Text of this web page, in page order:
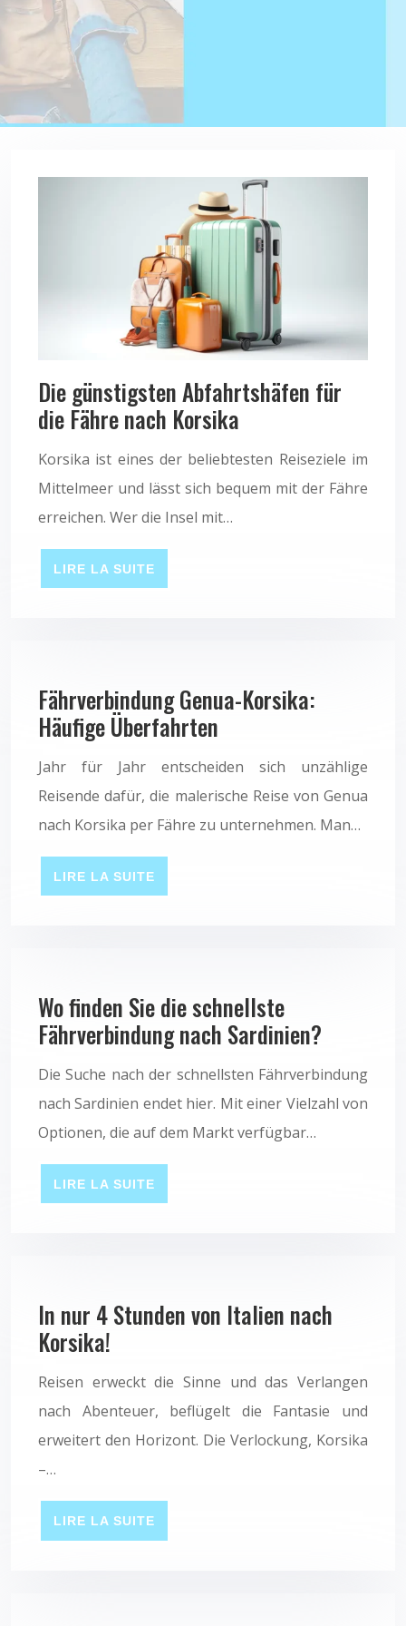
Die günstigsten Abfahrtshäfen für
die Fähre nach Korsika
Korsika ist eines der beliebtesten Reiseziele im
Mittelmeer und lässt sich bequem mit der Fähre
erreichen. Wer die Insel mit…
LIRE LA SUITE
Fährverbindung Genua-Korsika:
Häufige Überfahrten
Jahr für Jahr entscheiden sich unzählige
Reisende dafür, die malerische Reise von Genua
nach Korsika per Fähre zu unternehmen. Man…
LIRE LA SUITE
Wo finden Sie die schnellste
Fährverbindung nach Sardinien?
Die Suche nach der schnellsten Fährverbindung
nach Sardinien endet hier. Mit einer Vielzahl von
Optionen, die auf dem Markt verfügbar…
LIRE LA SUITE
In nur 4 Stunden von Italien nach
Korsika!
Reisen erweckt die Sinne und das Verlangen
nach Abenteuer, beflügelt die Fantasie und
erweitert den Horizont. Die Verlockung, Korsika
–…
LIRE LA SUITE